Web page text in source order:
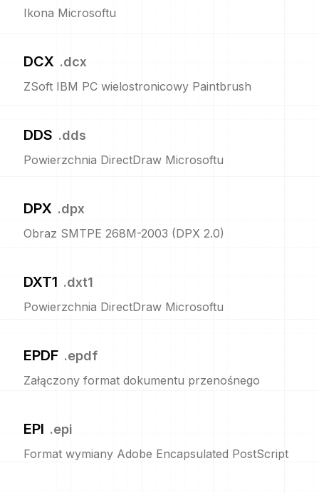
Ikona Microsoftu
DCX .dcx
ZSoft IBM PC wielostronicowy Paintbrush
DDS .dds
Powierzchnia DirectDraw Microsoftu
DPX .dpx
Obraz SMTPE 268M-2003 (DPX 2.0)
DXT1 .dxt1
Powierzchnia DirectDraw Microsoftu
EPDF .epdf
Załączony format dokumentu przenośnego
EPI .epi
Format wymiany Adobe Encapsulated PostScript